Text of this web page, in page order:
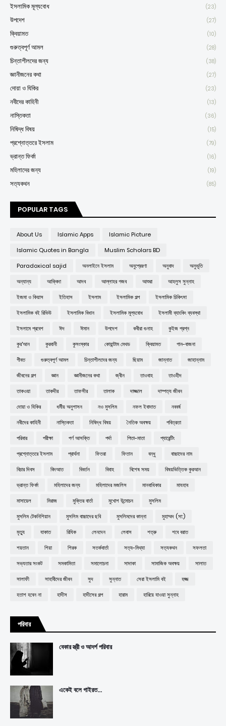
ইসলামিক মূল্যবোধ (23)
উপদেশ (27)
ক্বিয়ামত (10)
গুরুত্বপূর্ণ আমল (28)
চিন্তাশীলদের জন্য (38)
জ্ঞানীজনের কথা (27)
দোয়া ও যিকির (23)
নবীদের কাহিনী (13)
নাস্তিকতা (36)
নিষিদ্ধ বিষয় (15)
প্রশ্নোত্তরে ইসলাম (79)
ভ্রান্ত ফির্কা (16)
মহিলাদের জন্য (19)
সত্যকথন (85)
POPULAR TAGS
About Us Islamic Apps
Islamic Picture
Islamic Quotes in Bangla
Muslim Scholars BD
Paradoxical sajid
অনলাইনে ইসলাম অনুপ্রেরণা অনুবাদ
অনুভূতি
অন্যান্য
আক্বিদা আদব আল্লাহর গজব আশুরা
আহলুস সুন্নাহ
ইজমা ও কিয়াস
ইতিহাস ইসলাম ইসলামিক গল্প
ইসলামিক চিকিৎসা
ইসলামিক বই রিভিউ
ইসলামিক বিধান ইসলামিক মূল্যবোধ
ইসলামী ব্যাংকিং ব্যবস্থা
ইসলামে প্রবেশ
ঈদ ঈমান উপদেশ কবীরা গুনাহ
কুইজ প্রশ্ন
কুর'আন
কুরবানী কুসংস্কার কোয়ান্টাম মেথড ক্বিয়ামত
গান-বাজনা
গীবত
গুরুত্বপূর্ণ আমল চিন্তাশীলদের জন্য ছিয়াম জান্নাত
জাহান্নাম
জীবনের গল্প
জ্ঞান জ্ঞানীজনের কথা জ্বীন তাওবাহ
তাওহীদ
তাকওয়া
তাকদীর তাফসীর তালাক দাজ্জাল
দাম্পত্য জীবন
দোয়া ও যিকির
ধর্মীয় অনুশাসন নও মুসলিম নফল ইবাদাত
নববর্ষ
নবীদের কাহিনী
নাস্তিকতা নিষিদ্ধ বিষয় নৈতিক অবক্ষয়
পবিত্রতা
পরিবার
পরীক্ষা পর্ণ আসক্তি পর্দা পিতা-মাতা
প্যারেন্টিং
প্রশ্নোত্তরে ইসলাম
প্রার্থনা ফিতরা ফিতান বন্ধু
বাচ্চাদের নাম
বিচার দিবস
বিদআত বিবর্তন বিবাহ বিশেষ সময়
বিষয়ভিত্তিক কুরআন
ভ্রান্ত ফির্কা
মহিলাদের জন্য মহিলাদের মজলিস মানবাধিকার
মাযহাব
মাসায়েল
মিরাজ মুক্তির বার্তা মুখোশ উন্মোচন
মুসলিম
মুসলিম টেকনিশিয়ান
মুসলিম বাচ্চাদের ছবি মুসলিমদের কান্না
মুহাম্মদ (সা:)
মৃত্যু
যাকাত রিযিক লেনদেন লেবাস শত্রু
শবে বরাত
শয়তান
শিয়া শিরক সতর্কবার্তা সত্য-মিথ্যা সত্যকথন
সফলতা
সভ্যতার সংকট
সমকামিতা সমালোচনা সাদাকা সামাজিক অবক্ষয়
সালাত
সালাফী
সাহাবীদের জীবন সুদ সুন্নাত সেরা ইসলামি বই
হজ্জ
হতাশ হবেন না
হাদীস হাদীসের গল্প হারাম হারিয়ে যাওয়া সুন্নাহ
পরিবার
বেকার স্ত্রী ও আদর্শ পরিবার
একেই বলে গাইরত...